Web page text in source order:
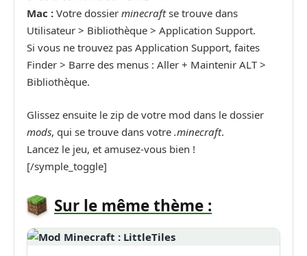
Mac : Votre dossier minecraftse trouve dans
Utilisateur > Bibliothèque > Application Support.
Si vous ne trouvez pas Application Support, faites
Finder > Barre des menus : Aller + Maintenir ALT >
Bibliothèque.
Glissez ensuite le zip de votre mod dans le dossier
mods, qui se trouve dans votre .minecraft.
Lancez le jeu, et amusez-vous bien !
[/symple_toggle]
Sur le même thème :